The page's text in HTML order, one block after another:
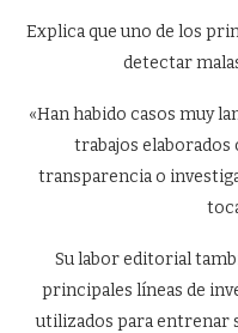
Explica que uno de los
detectar
«Han habido casos muy
trabajos
transparencia o
Su labor editorial
principales líneas de
utilizados para entrenar